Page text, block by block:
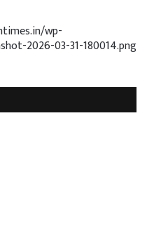
wp-
2026-03-31-180014.png